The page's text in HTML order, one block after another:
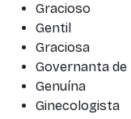
Gracioso
Gentil
Graciosa
Governanta de
Genuína
Ginecologista